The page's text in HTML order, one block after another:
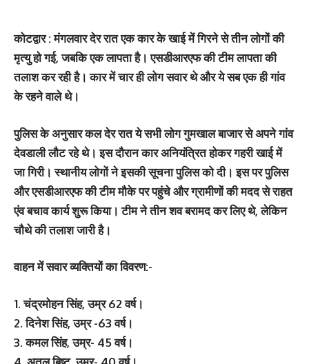
कोटद्वार : मंगलवार देर रात एक कार के खाई में गिरने से तीन लोगों की
मृत्‍यु हो गई, जबकि एक लापता है। एसडीआरएफ की टीम लापता की
तलाश कर रही है। कार में चार ही लोग सवार थे और ये सब एक ही गांव
के रहने वाले थे।
पुलिस के अनुसार कल देर रात ये सभी लोग गुमखाल बाजार से अपने गांव
देवडाली लौट रहे थे। इस दौरान कार अनियंत्रित होकर गहरी खाई में
जा गिरी। स्‍थानीय लोगों ने इसकी सूचना पुलिस को दी। इस पर पुलिस
और एसडीआरएफ की टीम मौके पर पहुंचे और ग्रामीणों की मदद से राहत
एंव बचाव कार्य शुरू किया। टीम ने तीन शव बरामद कर लिए थे, लेकिन
चौथे की तलाश जारी है।
वाहन में सवार व्यक्तियों का विवरण:-
1. चंद्रमोहन सिंह, उम्र 62 वर्ष।
2. दिनेश सिंह, उम्र -63 वर्ष।
3. कमल सिंह, उम्र- 45 वर्ष।